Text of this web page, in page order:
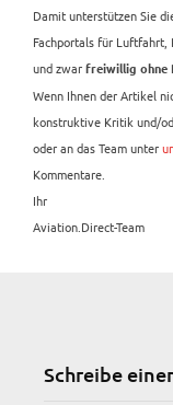
Damit unterstützen Sie
Fachportals für Luftfahrt,
und zwar freiwillig ohne
Wenn Ihnen der Artikel
konstruktive Kritik und/
oder an das Team unter
Kommentare.
Ihr
Aviation.Direct-Team
Schreibe